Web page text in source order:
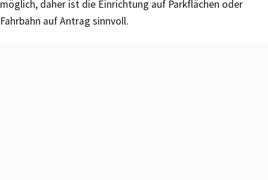
möglich, daher ist die Einrichtung auf Parkflächen oder
Fahrbahn auf Antrag sinnvoll.